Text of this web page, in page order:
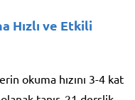
Hızlı ve Etkili
okuma hızını 3-4 kat